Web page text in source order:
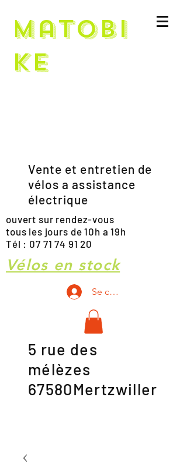
Matobi
ke
Vente et entretien de
vélos a assistance
électrique
ouvert sur rendez-vous
tous les jours de 10h a 19h
Tél : 07 71 74 91 20
Vélos en stock
Se connecter
5 rue des
mélèzes
67580Mertzwiller